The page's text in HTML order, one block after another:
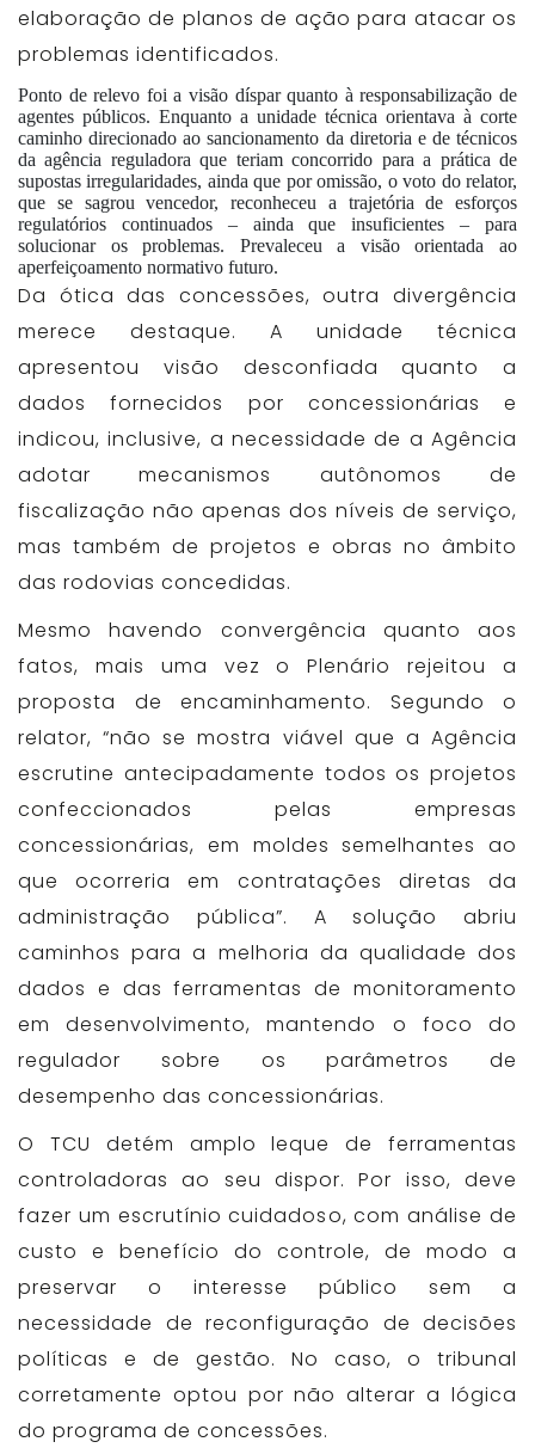
elaboração de planos de ação para atacar os
problemas identificados.
Ponto de relevo foi a visão díspar quanto à responsabilização de
agentes públicos. Enquanto a unidade técnica orientava à corte
caminho direcionado ao sancionamento da diretoria e de técnicos
da agência reguladora que teriam concorrido para a prática de
supostas irregularidades, ainda que por omissão, o voto do relator,
que se sagrou vencedor, reconheceu a trajetória de esforços
regulatórios continuados – ainda que insuficientes – para
solucionar os problemas. Prevaleceu a visão orientada ao
aperfeiçoamento normativo futuro.
Da ótica das concessões, outra divergência
merece destaque. A unidade técnica
apresentou visão desconfiada quanto a
dados fornecidos por concessionárias e
indicou, inclusive, a necessidade de a Agência
adotar mecanismos autônomos de
fiscalização não apenas dos níveis de serviço,
mas também de projetos e obras no âmbito
das rodovias concedidas.
Mesmo havendo convergência quanto aos
fatos, mais uma vez o Plenário rejeitou a
proposta de encaminhamento. Segundo o
relator, “não se mostra viável que a Agência
escrutine antecipadamente todos os projetos
confeccionados pelas empresas
concessionárias, em moldes semelhantes ao
que ocorreria em contratações diretas da
administração pública”. A solução abriu
caminhos para a melhoria da qualidade dos
dados e das ferramentas de monitoramento
em desenvolvimento, mantendo o foco do
regulador sobre os parâmetros de
desempenho das concessionárias.
O TCU detém amplo leque de ferramentas
controladoras ao seu dispor. Por isso, deve
fazer um escrutínio cuidadoso, com análise de
custo e benefício do controle, de modo a
preservar o interesse público sem a
necessidade de reconfiguração de decisões
políticas e de gestão. No caso, o tribunal
corretamente optou por não alterar a lógica
do programa de concessões.